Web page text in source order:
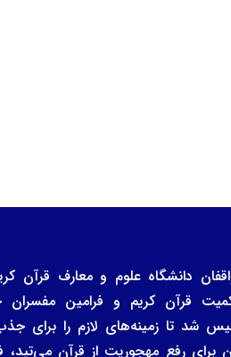
قرآن کریم و فرامین
شد تا زمینه‌های لازم را برای
برای رفع مهجوریت از قرآن می‌تپد،